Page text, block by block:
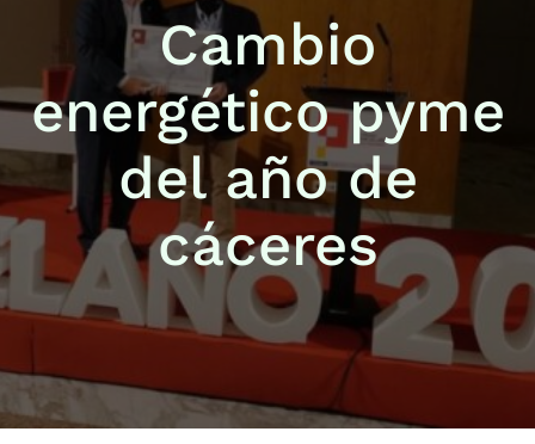
Cambio
energético pyme
del año de
cáceres